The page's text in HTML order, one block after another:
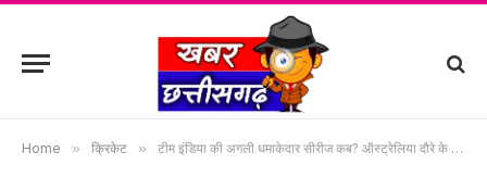
Home » क्रिकेट » टीम इंडिया की अगली धमाकेदार सीरीज कब? ऑस्ट्रेलिया दौरे के बाद का पूरा शेड्यूल जारी